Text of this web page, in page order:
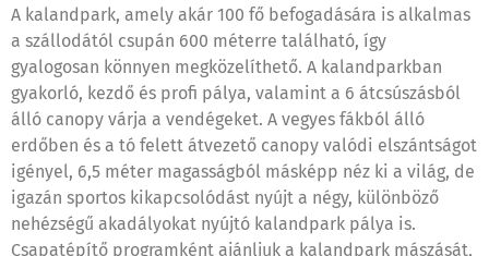
A kalandpark, amely akár 100 fő befogadására is alkalmas
a szállodától csupán 600 méterre található, így
gyalogosan könnyen megközelíthető. A kalandparkban
gyakorló, kezdő és profi pálya, valamint a 6 átcsúszásból
álló canopy várja a vendégeket. A vegyes fákból álló
erdőben és a tó felett átvezető canopy valódi elszántságot
igényel, 6,5 méter magasságból másképp néz ki a világ, de
igazán sportos kikapcsolódást nyújt a négy, különböző
nehézségű akadályokat nyújtó kalandpark pálya is.
Csapatépítő programként ajánljuk a kalandpark mászását,